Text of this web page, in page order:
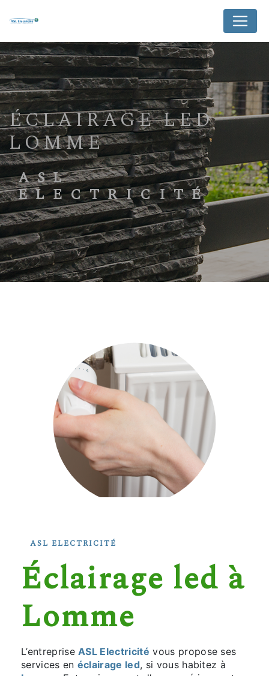
ÉCLAIRAGE LED
LOMME
ASL
ELECTRICITÉ
ASL ELECTRICITÉ
éclairage led à
Lomme
L’entreprise ASL Electricité vous propose ses
services en éclairage led, si vous habitez à